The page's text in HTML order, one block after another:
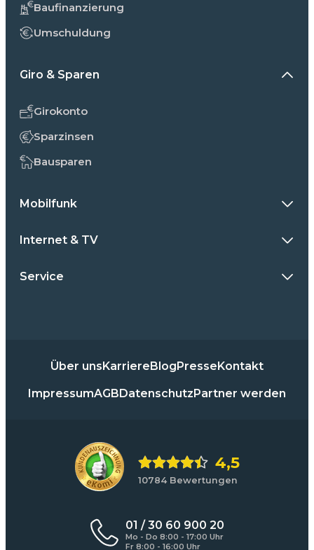
Baufinanzierung
Umschuldung
Giro & Sparen
Girokonto
Sparzinsen
Bausparen
Mobilfunk
Internet & TV
Service
Über unsKarriereBlogPresseKontakt
ImpressumAGBDatenschutzPartner werden
4,5
10784 Bewertungen
01 / 30 60 900 20
Mo - Do 8:00 - 17:00 Uhr
Fr 8:00 - 16:00 Uhr